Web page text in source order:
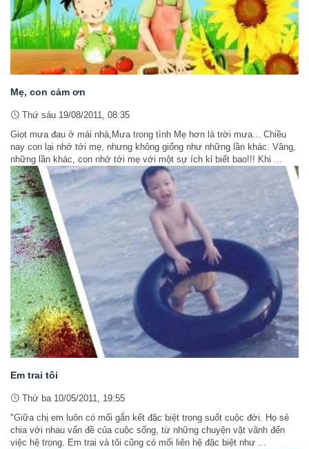
Mẹ, con cảm ơn
Thứ sáu 19/08/2011, 08:35
Giọt mưa đau ở mái nhà,Mưa trong tình Mẹ hơn là trời mưa... Chiều
nay con lại nhớ tới mẹ, nhưng không giống như những lần khác. Vâng,
những lần khác, con nhớ tới mẹ với một sự ích kỉ biết bao!!! Khi ...
Em trai tôi
Thứ ba 10/05/2011, 19:55
"Giữa chị em luôn có mối gắn kết đặc biệt trong suốt cuộc đời. Họ sẻ
chia với nhau vấn đề của cuộc sống, từ những chuyện vặt vãnh đến
việc hệ trọng. Em trai và tôi cũng có mối liên hệ đặc biệt như ...